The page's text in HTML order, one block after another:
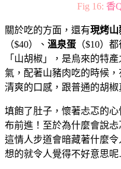
Fig 16: 香
關於吃的方面，還有現烤山
（$40）、 溫泉蛋 （$10）
「山胡椒」，是烏來的特
氣，配著山豬肉吃的時候
清爽的口感，跟普通的胡椒
填飽了肚子，懷著忐忑的心
布前進！至於為什麼會說
這情人步道會暗藏著什麼
想的就令人覺得不好意思